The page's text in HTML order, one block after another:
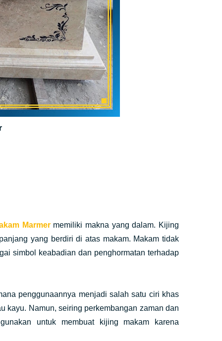
Marmermemiliki makna yang dalam. Kijing
yang berdiri di atas makam. Makam tidak
simbol keabadian dan penghormatan terhadap
penggunaannya menjadi salah satu ciri khas
kayu. Namun, seiring perkembangan zaman dan
untuk membuat kijing makam karena